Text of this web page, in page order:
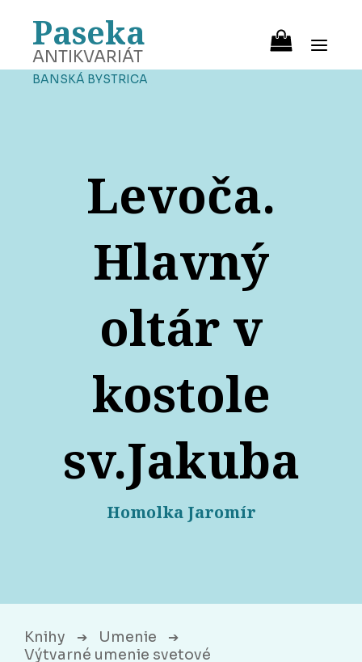
Paseka
ANTIKVARIÁT
BANSKÁ BYSTRICA
Levoča.
Hlavný
oltár v
kostole
sv.Jakuba
Homolka Jaromír
Knihy ➔ Umenie ➔
Výtvarné umenie svetové